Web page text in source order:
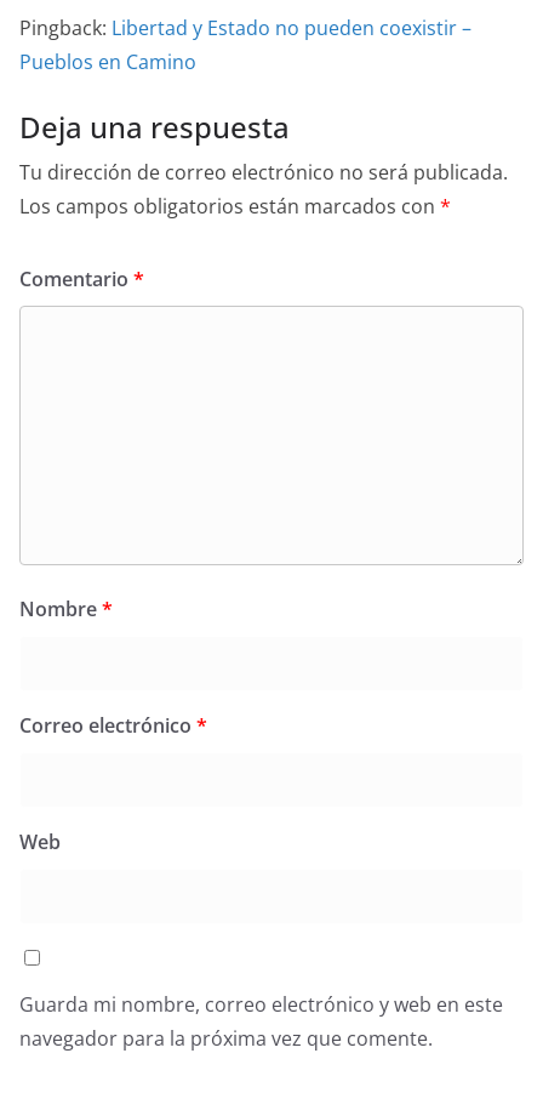
Pingback: Libertad y Estado no pueden coexistir –
Pueblos en Camino
Deja una respuesta
Tu dirección de correo electrónico no será publicada.
Los campos obligatorios están marcados con *
Comentario *
Nombre*
Correo electrónico *
Web
Guarda mi nombre, correo electrónico y web en este
navegador para la próxima vez que comente.